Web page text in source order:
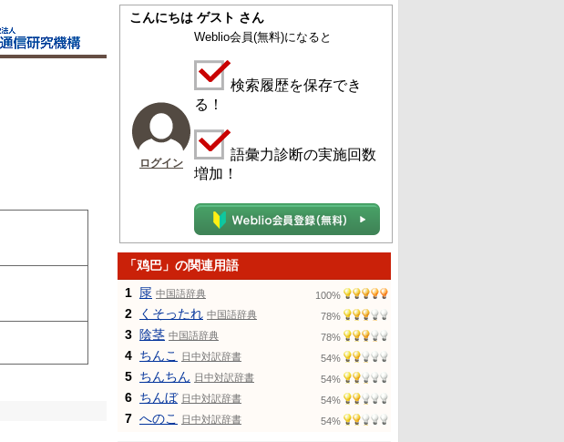
こんにちは ゲスト さん
ログイン
Weblio会員(無料)になると
検索履歴を保存でき
る！
語彙力診断の実施回数
増加！
「鸡巴」の関連用語
1 㞗 中国語辞典 100%
2 くそったれ 中国語辞典 78%
3 陰茎 中国語辞典 78%
4 ちんこ 日中対訳辞書 54%
5 ちんちん 日中対訳辞書 54%
6 ちんぼ 日中対訳辞書 54%
7 へのこ 日中対訳辞書 54%